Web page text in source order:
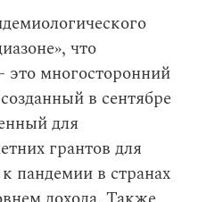
что
многосторонний
в сентябре
для
грантов для
пандемии в странах